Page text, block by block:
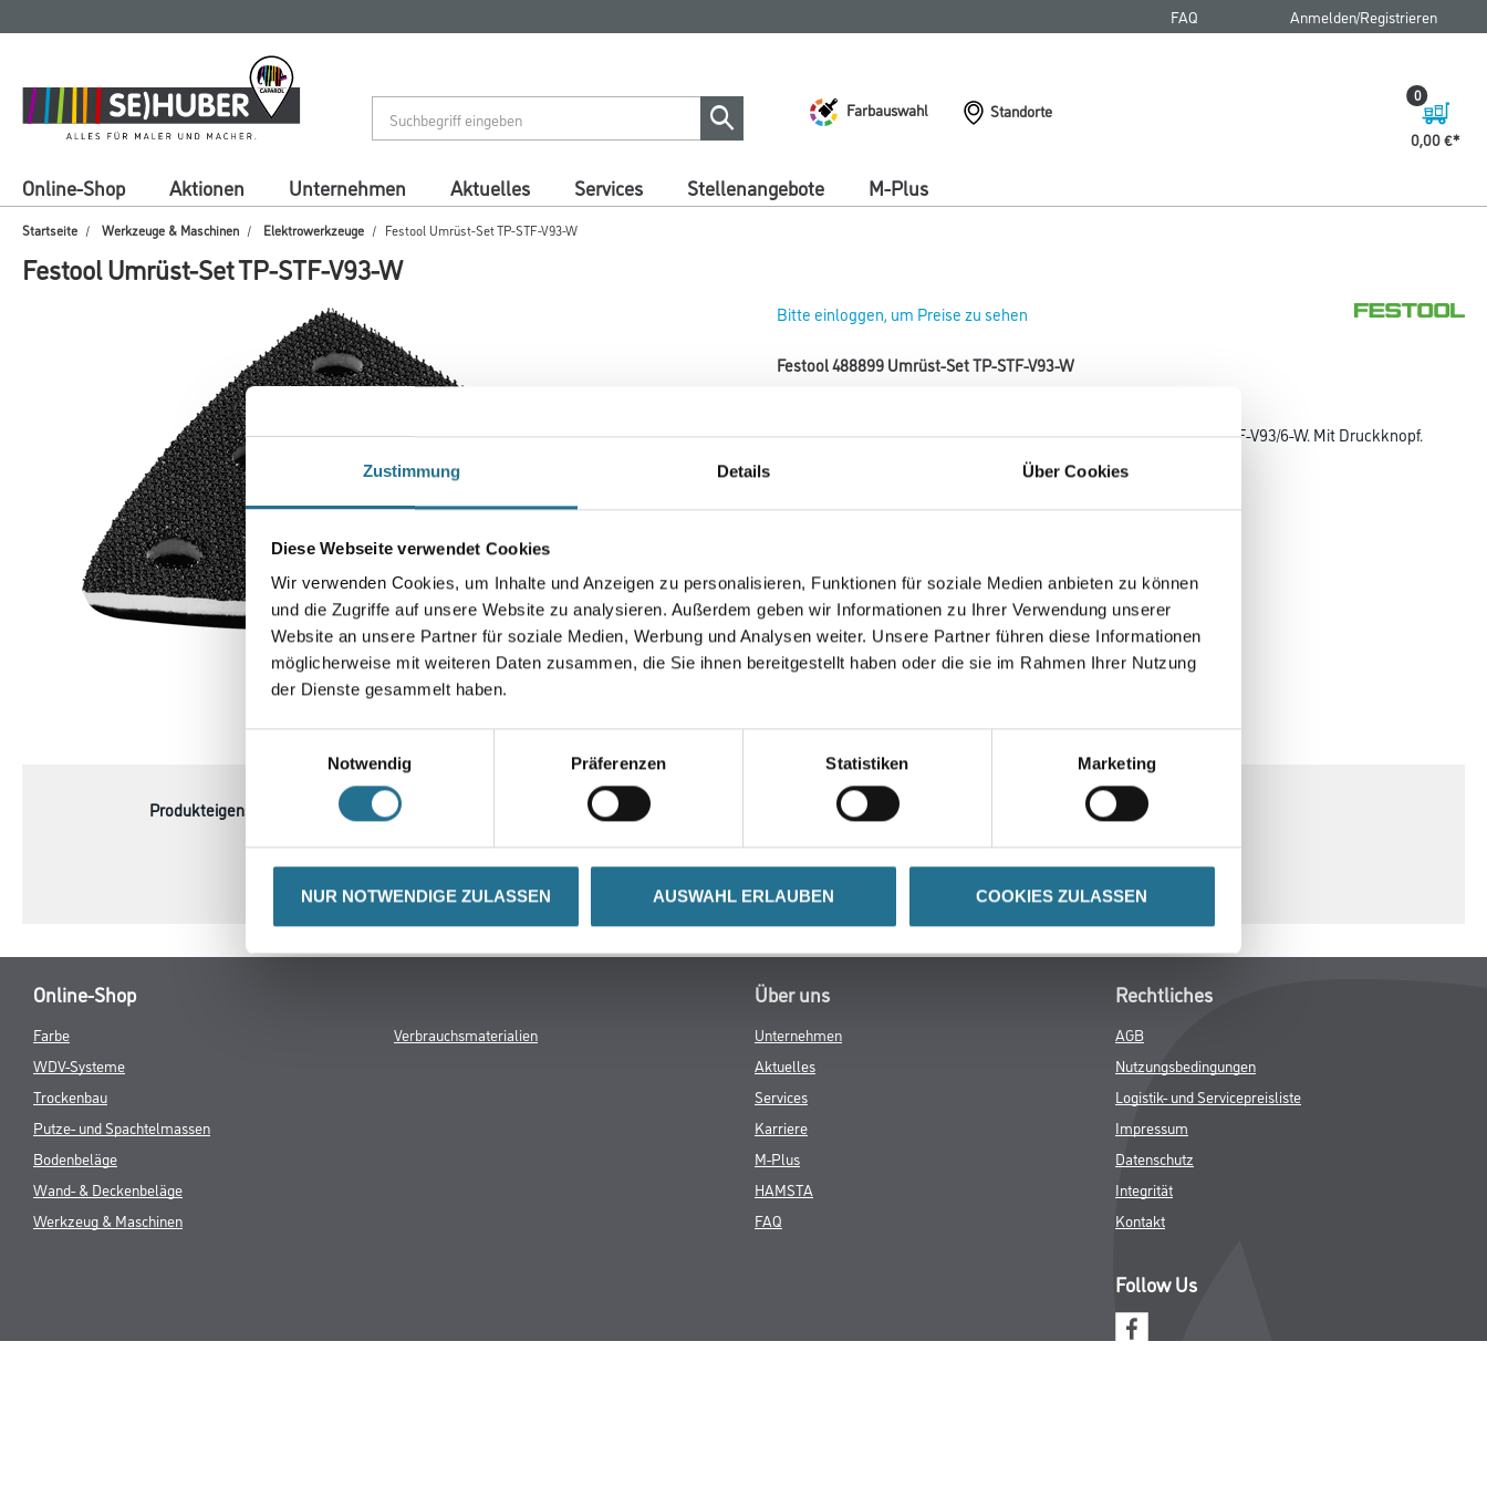
Zustimmung Details Über Cookies
Diese Webseite verwendet Cookies
Wir verwenden Cookies, um Inhalte und Anzeigen zu personalisieren, Funktionen für soziale Medien anbieten zu können
und die Zugriffe auf unsere Website zu analysieren. Außerdem geben wir Informationen zu Ihrer Verwendung unserer
Website an unsere Partner für soziale Medien, Werbung und Analysen weiter. Unsere Partner führen diese Informationen
möglicherweise mit weiteren Daten zusammen, die Sie ihnen bereitgestellt haben oder die sie im Rahmen Ihrer Nutzung
der Dienste gesammelt haben.
Notwendig
Präferenzen Statistiken Marketing
NUR NOTWENDIGE ZULASSEN AUSWAHL ERLAUBEN COOKIES ZULASSEN
springen
springen
FAQ Anmelden/Registrieren
Farbauswahl
Standorte
0,00 €
0
Online-Shop Aktionen Unternehmen Aktuelles Services Stellenangebote M-Plus
Startseite Werkzeuge & Maschinen Elektrowerkzeuge Festool Umrüst-Set TP-STF-V93-W
Festool Umrüst-Set TP-STF-V93-W
Bitte einloggen, um Preise zu sehen
Festool 488899 Umrüst-Set TP-STF-V93-W
Bestehend aus Tischplatte TP-STF-DX93 und Schleifschuh SSH-STF-V93/6-W. Mit Druckknopf.
CURRENT
TAB:
PRODUKTEIGENSCHAFTEN ZUSATZINFOS GEFAHRENHINWEISE
Produkteigenschaft
- Packungsinhalt 1 Stück
Online-Shop
Farbe
WDV-Systeme
Trockenbau
Putze- und Spachtelmassen
Bodenbeläge
Wand- & Deckenbeläge
Werkzeug & Maschinen
Verbrauchsmaterialien
Über uns
Unternehmen
Aktuelles
Services
Karriere
M-Plus
HAMSTA
FAQ
Rechtliches
AGB
Nutzungsbedingungen
Logistik- und Servicepreisliste
Impressum
Datenschutz
Integrität
Kontakt
Follow Us